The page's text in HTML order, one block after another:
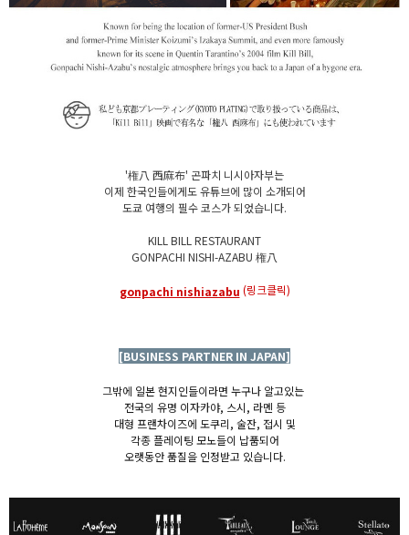
'権八 西麻布' 곤파치 니시아자부는
이제 한국인들에게도 유튜브에 많이 소개되어
도쿄 여행의 필수 코스가 되었습니다.
KILL BILL RESTAURANT
GONPACHI NISHI-AZABU 権八
gonpachi nishiazabu (링크클릭)
[BUSINESS PARTNER IN JAPAN]
그밖에 일본 현지인들이라면 누구나 알고있는
전국의 유명 이자카야, 스시, 라멘 등
대형 프랜차이즈에 도쿠리, 술잔, 접시 및
각종 플레이팅 모노들이 납품되어
오랫동안 품질을 인정받고 있습니다.